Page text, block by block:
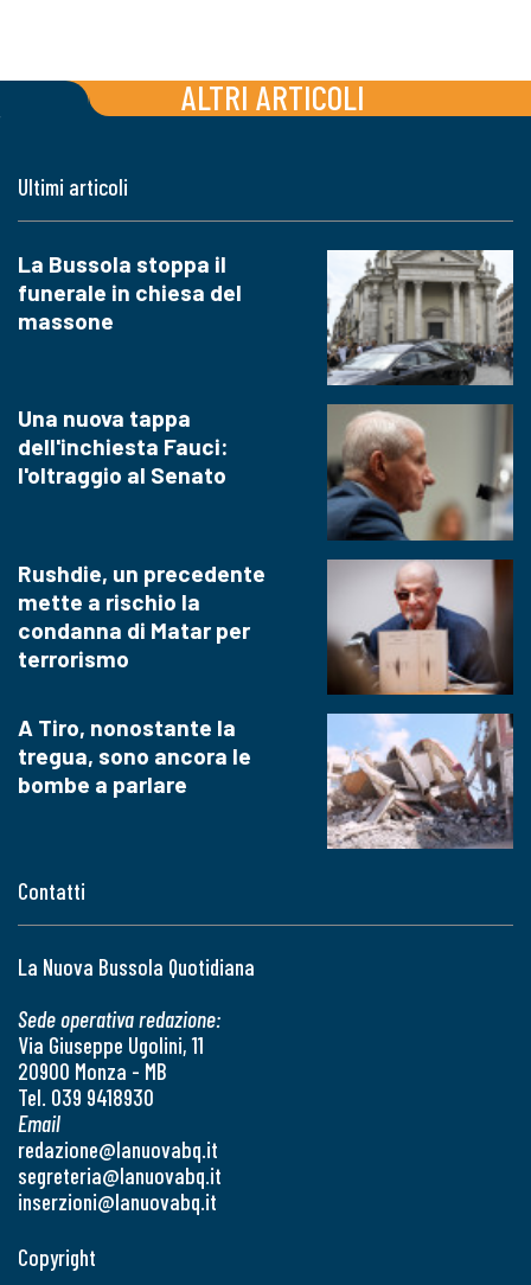
ALTRI ARTICOLI
Contatti
La Nuova Bussola Quotidiana
Sede operativa redazione:
Via Giuseppe Ugolini, 11
20900 Monza - MB
Tel. 039 9418930
Email
redazione@lanuovabq.it
segreteria@lanuovabq.it
inserzioni@lanuovabq.it
Ultimi articoli
La Bussola stoppa il
funerale in chiesa del
massone
Una nuova tappa
dell'inchiesta Fauci:
l'oltraggio al Senato
Rushdie, un precedente
mette a rischio la
condanna di Matar per
terrorismo
A Tiro, nonostante la
tregua, sono ancora le
bombe a parlare
Copyright